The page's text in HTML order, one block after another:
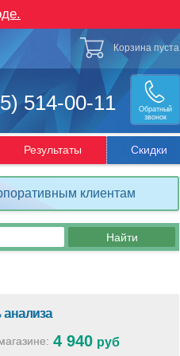
514-00-11
Обратный
звонок
Корзина пуста
Результаты Скидки
клиентам
анализа
4 940 руб